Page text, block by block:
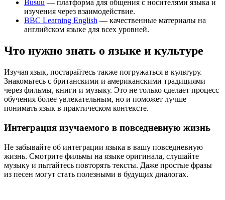
Busuu — платформа для общения с носителями языка и
изучения через взаимодействие.
BBC Learning English — качественные материалы на
английском языке для всех уровней.
Что нужно знать о языке и культуре
Изучая язык, постарайтесь также погружаться в культуру.
Знакомьтесь с британскими и американскими традициями
через фильмы, книги и музыку. Это не только сделает процесс
обучения более увлекательным, но и поможет лучше
понимать язык в практическом контексте.
Интеграция изучаемого в повседневную жизнь
Не забывайте об интеграции языка в вашу повседневную
жизнь. Смотрите фильмы на языке оригинала, слушайте
музыку и пытайтесь повторять тексты. Даже простые фразы
из песен могут стать полезными в будущих диалогах.